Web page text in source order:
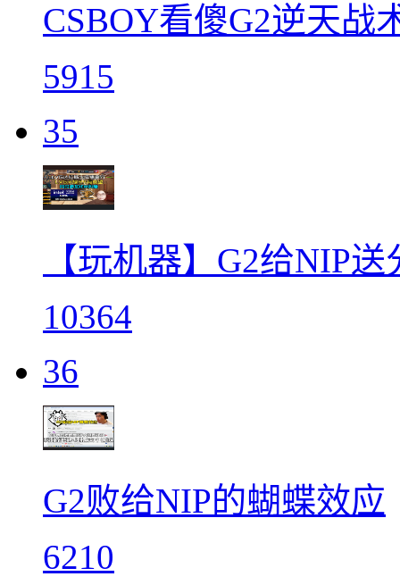
CSBOY看傻G2逆天战
5915
35
【玩机器】G2给NIP
10364
36
G2败给NIP的蝴蝶效应
6210